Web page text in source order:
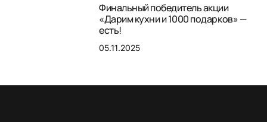
Финальный победитель акции
«Дарим кухни и 1000 подарков» —
есть!
05.11.2025